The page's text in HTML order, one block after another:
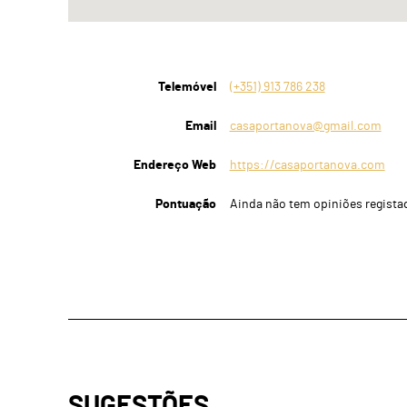
Telemóvel (+351) 913 786 238
Email casaportanova@gmail.com
Endereço Web https://casaportanova.com
Pontuação Ainda não tem opiniões